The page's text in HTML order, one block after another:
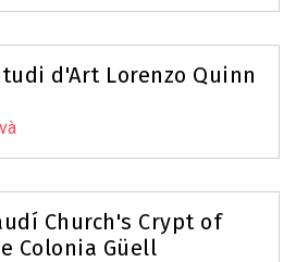
d'Art Lorenzo Quinn
Church's Crypt of
Colonia Güell